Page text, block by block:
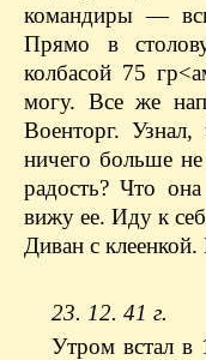
командиры —
Прямо в
колбасой 75
могу. Все же
Военторг.
ничего больше
радость? Что
вижу ее. Иду к
Диван с
23. 12. 41 г.
Утром встал в